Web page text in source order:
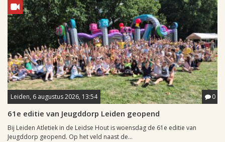
Leiden, 6 augustus 2026, 13:54 0
61e editie van Jeugddorp Leiden geopend
Bij Leiden Atletiek in de Leidse Hout is woensdag de 61e editie van
Jeugddorp geopend. Op het veld naast de...